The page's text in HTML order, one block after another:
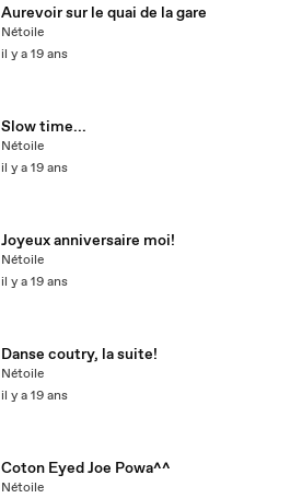
Aurevoir sur le quai de la gare
Nétoile
il y a 19 ans
Slow time...
Nétoile
il y a 19 ans
Joyeux anniversaire moi!
Nétoile
il y a 19 ans
Danse coutry, la suite!
Nétoile
il y a 19 ans
Coton Eyed Joe Powa^^
Nétoile